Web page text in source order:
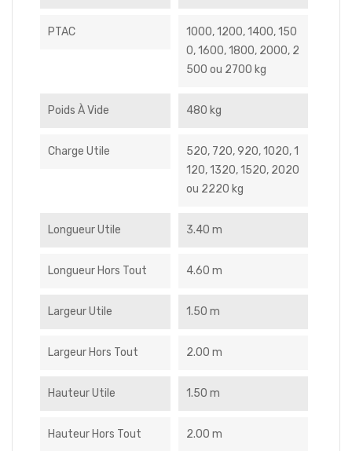
PTAC
1000, 1200, 1400, 150
0, 1600, 1800, 2000, 2
500 ou 2700 kg
Poids À Vide 480 kg
Charge Utile
520, 720, 920, 1020, 1
120, 1320, 1520, 2020
ou 2220 kg
Longueur Utile 3.40 m
Longueur Hors Tout 4.60 m
Largeur Utile 1.50 m
Largeur Hors Tout 2.00 m
Hauteur Utile 1.50 m
Hauteur Hors Tout 2.00 m